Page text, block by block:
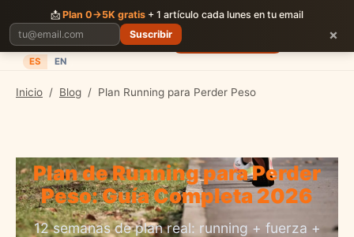
CORRERJUNTOS
PlanesBlogCarreras Precios
ES EN
Inicio / Blog / Plan Running para Perder Peso
Plan de Running para Perder
Peso: Guía Completa 2026
12 semanas de plan real: running + fuerza +
📩 Plan 0→5K gratis + 1 artículo cada lunes en tu email
Suscribir
×